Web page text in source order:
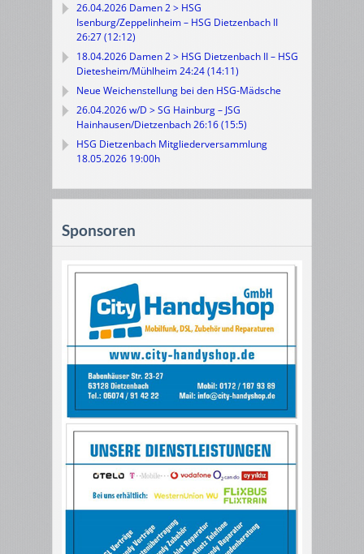
26.04.2026 Damen 2 > HSG
Isenburg/Zeppelinheim – HSG Dietzenbach II
26:27 (12:12)
18.04.2026 Damen 2 > HSG Dietzenbach II – HSG
Dietesheim/Mühlheim 24:24 (14:11)
Neue Weichenstellung bei den HSG-Mädsche
26.04.2026 w/D > SG Hainburg – JSG
Hainhausen/Dietzenbach 26:16 (15:5)
HSG Dietzenbach Mitgliederversammlung
18.05.2026 19:00h
Sponsoren